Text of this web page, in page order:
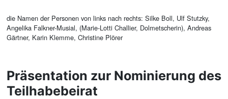
die Namen der Personen von links nach rechts: Silke Boll, Ulf Stutzky,
Angelika Falkner-Musial, (Marie-Lotti Challier, Dolmetscherin), Andreas
Gärtner, Karin Klemme, Christine Plörer
Präsentation zur Nominierung des
Teilhabebeirat